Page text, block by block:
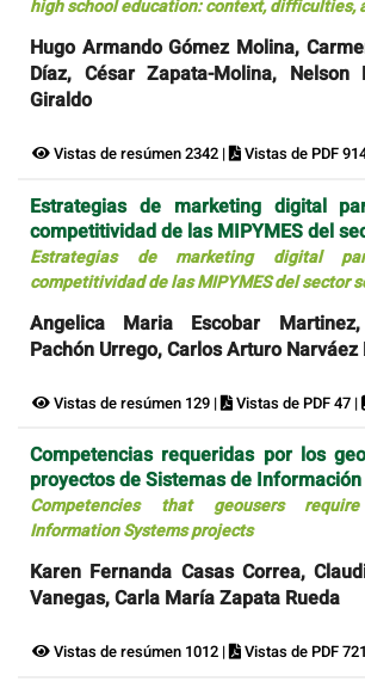
high school education: context, difficulties,
Hugo Armando Gómez Molina,
Díaz, César Zapata-Molina, Nelson
Giraldo
Vistas de resúmen 2342 | Vistas de PDF
Estrategias de marketing digital
competitividad de las MIPYMES del
Estrategias de marketing digital
competitividad de las MIPYMES del sector
Angelica Maria Escobar
Pachón Urrego, Carlos Arturo Narváez
Vistas de resúmen 129 | Vistas de PDF 47 |
Competencias requeridas por los
proyectos de Sistemas de
Competencies that geousers
Information Systems projects
Karen Fernanda Casas Correa,
Vanegas, Carla María Zapata Rueda
Vistas de resúmen 1012 | Vistas de PDF